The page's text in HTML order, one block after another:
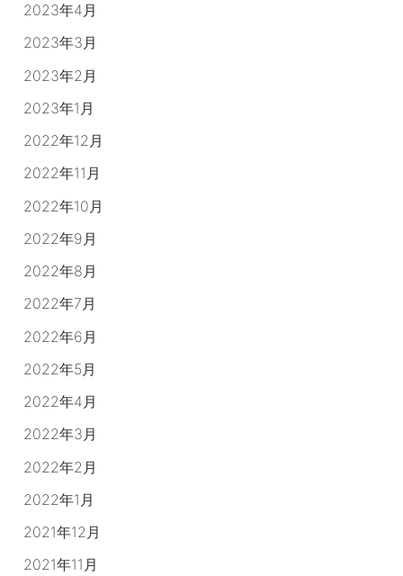
2023年4月
2023年3月
2023年2月
2023年1月
2022年12月
2022年11月
2022年10月
2022年9月
2022年8月
2022年7月
2022年6月
2022年5月
2022年4月
2022年3月
2022年2月
2022年1月
2021年12月
2021年11月